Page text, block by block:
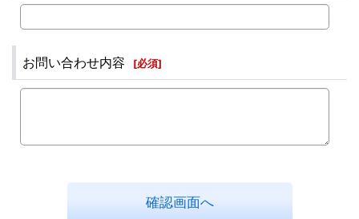
お問い合わせ内容 [必須]
確認画面へ